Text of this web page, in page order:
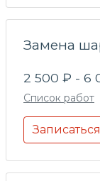
Замена
2 500 ₽ - 6
Список работ